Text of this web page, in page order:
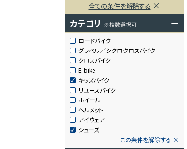
全ての条件を解除する
カテゴリ ※複数選択可 ー
ロードバイク
グラベル／シクロクロスバイク
クロスバイク
E-bike
キッズバイク
リユースバイク
ホイール
ヘルメット
アイウェア
シューズ
この条件を解除する